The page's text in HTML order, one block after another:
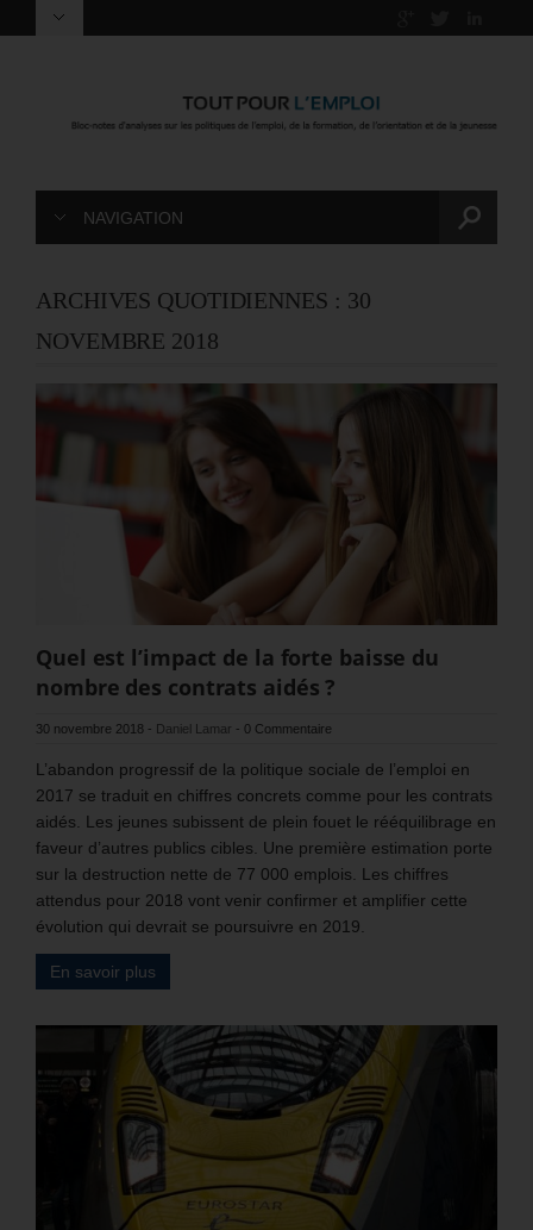
NAVIGATION
ARCHIVES QUOTIDIENNES : 30
NOVEMBRE 2018
Quel est l’impact de la forte baisse du
nombre des contrats aidés ?
30 novembre 2018 - Daniel Lamar - 0 Commentaire
L’abandon progressif de la politique sociale de l’emploi en
2017 se traduit en chiffres concrets comme pour les contrats
aidés. Les jeunes subissent de plein fouet le rééquilibrage en
faveur d’autres publics cibles. Une première estimation porte
sur la destruction nette de 77 000 emplois. Les chiffres
attendus pour 2018 vont venir confirmer et amplifier cette
évolution qui devrait se poursuivre en 2019.
En savoir plus